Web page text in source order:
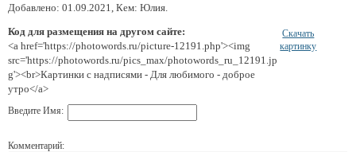
Добавлено: 01.09.2021, Кем: Юлия.
Код для размещения на другом сайте:
<a href='https://photowords.ru/picture-12191.php'><img
src='https://photowords.ru/pics_max/photowords_ru_12191.jp
g'><br>Картинки с надписями - Для любимого - доброе
утро</a>
Скачать
картинку
Введите Имя:
Комментарий: